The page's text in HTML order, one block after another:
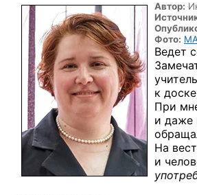
Автор:
Фото:
Ведет
к
При
и даже
На
и